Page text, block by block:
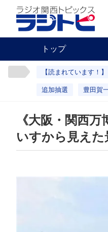
トップ
【読まれています！】
追加抽選 豊田賀
《大阪・関西
いすから見えた